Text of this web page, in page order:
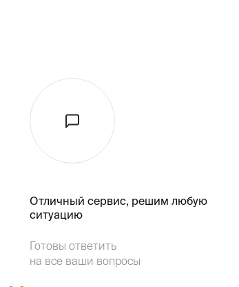
Отличный сервис, решим любую
ситуацию
Готовы ответить
на все ваши вопросы